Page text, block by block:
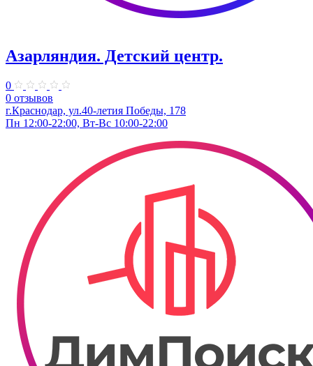
Азарляндия. ​Детский центр.
0
0 отзывов
г.Краснодар, ул.40-летия Победы, 178
Пн 12:00-22:00, Вт-Вс 10:00-22:00